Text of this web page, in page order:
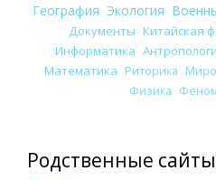
География Экология
Документы Китайская
Информатика
Математика Риторика
Физика
Родственные сайты